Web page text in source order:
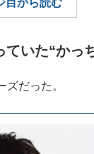
もっと見る
目から読む
いた“かっ
だった。